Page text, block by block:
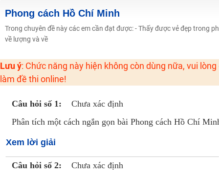
Học online lớp 2 với thầy cô giáo giỏi, nổi tiếng
2K6! Lộ Trình Sun 2024 - Ba bước luyện thi TN THPT - ĐH ít nhất 25 điểm
Hot! Lễ hội đồng giá 449K - 499K toàn bộ khoá học tại Tuyensinh247
Đồng giá khóa học 499K - 399K (13/11-15/11)
Khai giảng các khóa lớp 9 Toán - Lý - Hóa - Văn - Anh năm 2018
Khai giảng khóa Ngữ văn 7 - xây nền vững chắc cho tương lai!
Phong cách Hồ Chí Minh
Trong chuyên đề này các em cần đạt được: - Thấy được vẻ đẹp trong
về lượng và về
Lưu ý: Chức năng này hiện không còn dùng nữa, vui
làm đề thi online!
Câu hỏi số 1:
Chưa xác định
Phân tích một cách ngắn gọn bài Phong cách Hồ Chí
Xem lời giải
Câu hỏi số 2:
Chưa xác định